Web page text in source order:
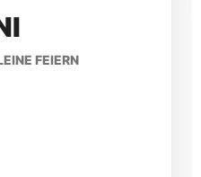
FEIERN